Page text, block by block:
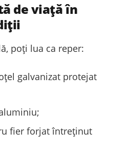
de viață în
poți lua ca reper:
galvanizat protejat
fier forjat întreținut